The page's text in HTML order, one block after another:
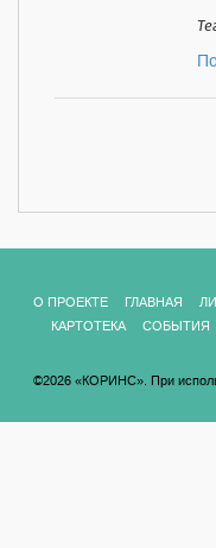
О ПРОЕКТЕ ГЛАВНАЯ
КАРТОТЕКА
СОБЫТИЯ
©2026 «КОРИНС». При